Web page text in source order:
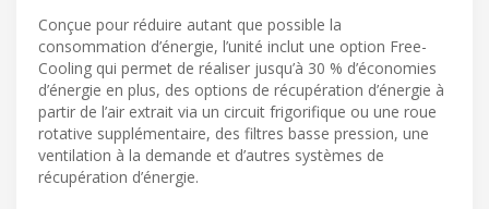
Conçue pour réduire autant que possible la
consommation d’énergie, l’unité inclut une option Free-
Cooling qui permet de réaliser jusqu’à 30 % d’économies
d’énergie en plus, des options de récupération d’énergie à
partir de l’air extrait via un circuit frigorifique ou une roue
rotative supplémentaire, des filtres basse pression, une
ventilation à la demande et d’autres systèmes de
récupération d’énergie.